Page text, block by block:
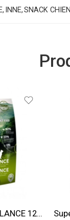
, INNE,SNACK CHIEN
INNE PETFOOD BALANCE 12 KG